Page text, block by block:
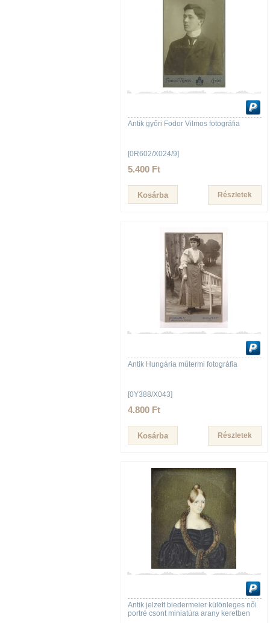
Antik győri Fodor Vilmos fotográfia
[0R602/X024/9]
5.400 Ft
Részletek
Antik Hungária műtermi fotográfia
[0Y388/X043]
4.800 Ft
Részletek
Antik jelzett biedermeier különleges női
portré csont miniatúra arany keretben